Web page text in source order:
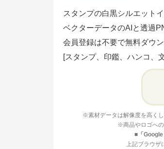
スタンプの白黒シルエット
ベクターデータのAIと透過
会員登録は不要で無料ダウン
[スタンプ、印鑑、ハンコ、
※素材データは解像度を高く
※商品やロゴへの
■「
上記ブラウザ